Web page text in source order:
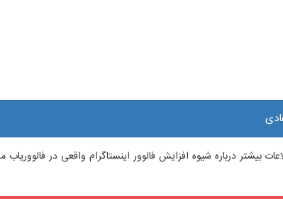
بیشتر درباره شیوه افزایش فالوور اینستاگرام واقعی در